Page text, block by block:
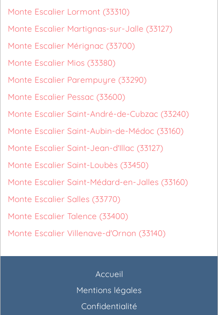
Monte Escalier Lormont (33310)
Monte Escalier Martignas-sur-Jalle (33127)
Monte Escalier Mérignac (33700)
Monte Escalier Mios (33380)
Monte Escalier Parempuyre (33290)
Monte Escalier Pessac (33600)
Monte Escalier Saint-André-de-Cubzac (33240)
Monte Escalier Saint-Aubin-de-Médoc (33160)
Monte Escalier Saint-Jean-d'Illac (33127)
Monte Escalier Saint-Loubès (33450)
Monte Escalier Saint-Médard-en-Jalles (33160)
Monte Escalier Salles (33770)
Monte Escalier Talence (33400)
Monte Escalier Villenave-d'Ornon (33140)
Accueil
Mentions légales
Confidentialité